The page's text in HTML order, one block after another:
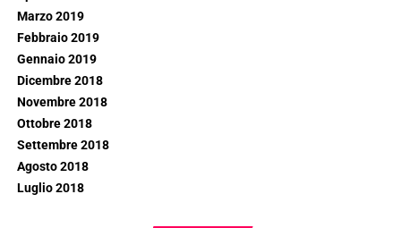
Marzo 2019
Febbraio 2019
Gennaio 2019
Dicembre 2018
Novembre 2018
Ottobre 2018
Settembre 2018
Agosto 2018
Luglio 2018